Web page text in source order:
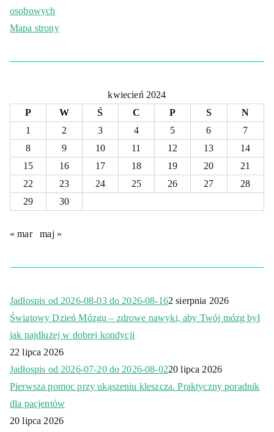
osobowych
Mapa strony
kwiecień 2024
P
W Ś C P S
N
1
2 3 4 5 6
7
8
9 10 11 12 13
14
15
16 17 18 19 20
21
22
23 24 25 26 27
28
29
30
« mar maj »
Jadłospis od 2026-08-03 do 2026-08-162 sierpnia 2026
Światowy Dzień Mózgu – zdrowe nawyki, aby Twój mózg był
jak najdłużej w dobrej kondycji
22 lipca 2026
Jadłospis od 2026-07-20 do 2026-08-0220 lipca 2026
Pierwsza pomoc przy ukąszeniu kleszcza. Praktyczny poradnik
dla pacjentów
20 lipca 2026